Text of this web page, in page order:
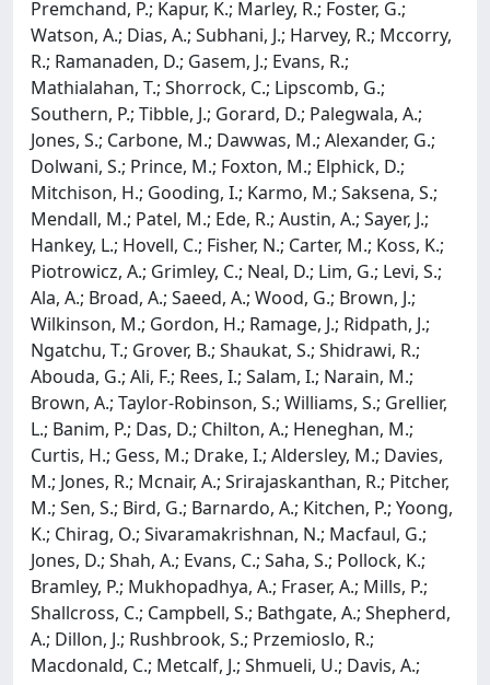
Premchand, P.; Kapur, K.; Marley, R.; Foster, G.;
Watson, A.; Dias, A.; Subhani, J.; Harvey, R.; Mccorry,
R.; Ramanaden, D.; Gasem, J.; Evans, R.;
Mathialahan, T.; Shorrock, C.; Lipscomb, G.;
Southern, P.; Tibble, J.; Gorard, D.; Palegwala, A.;
Jones, S.; Carbone, M.; Dawwas, M.; Alexander, G.;
Dolwani, S.; Prince, M.; Foxton, M.; Elphick, D.;
Mitchison, H.; Gooding, I.; Karmo, M.; Saksena, S.;
Mendall, M.; Patel, M.; Ede, R.; Austin, A.; Sayer, J.;
Hankey, L.; Hovell, C.; Fisher, N.; Carter, M.; Koss, K.;
Piotrowicz, A.; Grimley, C.; Neal, D.; Lim, G.; Levi, S.;
Ala, A.; Broad, A.; Saeed, A.; Wood, G.; Brown, J.;
Wilkinson, M.; Gordon, H.; Ramage, J.; Ridpath, J.;
Ngatchu, T.; Grover, B.; Shaukat, S.; Shidrawi, R.;
Abouda, G.; Ali, F.; Rees, I.; Salam, I.; Narain, M.;
Brown, A.; Taylor-Robinson, S.; Williams, S.; Grellier,
L.; Banim, P.; Das, D.; Chilton, A.; Heneghan, M.;
Curtis, H.; Gess, M.; Drake, I.; Aldersley, M.; Davies,
M.; Jones, R.; Mcnair, A.; Srirajaskanthan, R.; Pitcher,
M.; Sen, S.; Bird, G.; Barnardo, A.; Kitchen, P.; Yoong,
K.; Chirag, O.; Sivaramakrishnan, N.; Macfaul, G.;
Jones, D.; Shah, A.; Evans, C.; Saha, S.; Pollock, K.;
Bramley, P.; Mukhopadhya, A.; Fraser, A.; Mills, P.;
Shallcross, C.; Campbell, S.; Bathgate, A.; Shepherd,
A.; Dillon, J.; Rushbrook, S.; Przemioslo, R.;
Macdonald, C.; Metcalf, J.; Shmueli, U.; Davis, A.;